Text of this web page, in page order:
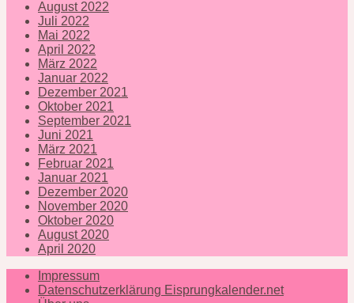
August 2022
Juli 2022
Mai 2022
April 2022
März 2022
Januar 2022
Dezember 2021
Oktober 2021
September 2021
Juni 2021
März 2021
Februar 2021
Januar 2021
Dezember 2020
November 2020
Oktober 2020
August 2020
April 2020
Impressum
Datenschutzerklärung Eisprungkalender.net